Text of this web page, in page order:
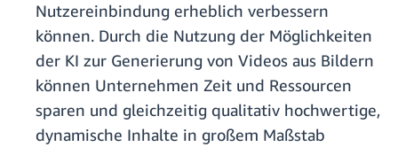
Nutzereinbindung erheblich verbessern
können. Durch die Nutzung der Möglichkeiten
der KI zur Generierung von Videos aus Bildern
können Unternehmen Zeit und Ressourcen
sparen und gleichzeitig qualitativ hochwertige,
dynamische Inhalte in großem Maßstab